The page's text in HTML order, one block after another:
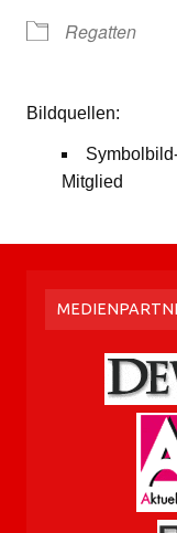
Regatten
Bildquellen:
Mitglied